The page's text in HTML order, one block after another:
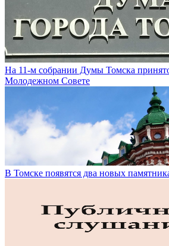
На 11-м собрании Думы Томска
Молодежном Совете
В Томске появятся два новых